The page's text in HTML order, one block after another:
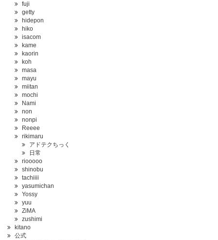
fuji
getty
hidepon
hiko
isacom
kame
kaorin
koh
masa
mayu
miitan
mochi
Nami
non
nonpi
Reeee
rikimaru
アドテクちっく
日常
riooooo
shinobu
tachiiii
yasumichan
Yossy
yuu
ZiMA
zushimi
kitano
公式